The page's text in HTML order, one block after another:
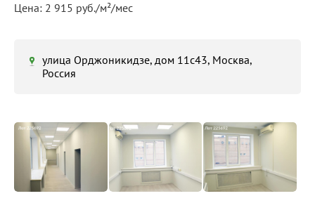
Цена: 2 915 руб./м²/мес
улица Орджоникидзе, дом 11с43, Москва,
Россия